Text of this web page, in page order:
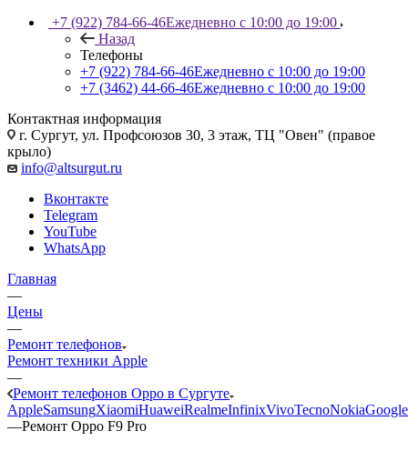
+7 (922) 784-66-46Ежедневно с 10:00 до 19:00
Назад
Телефоны
+7 (922) 784-66-46Ежедневно с 10:00 до 19:00
+7 (3462) 44-66-46Ежедневно с 10:00 до 19:00
Контактная информация
г. Сургут, ул. Профсоюзов 30, 3 этаж, ТЦ "Овен" (правое
крыло)
info@altsurgut.ru
Вконтакте
Telegram
YouTube
WhatsApp
Главная
—
Цены
—
Ремонт телефонов
Ремонт техники Apple
—
Ремонт телефонов Oppo в Сургуте
AppleSamsungXiaomiHuaweiRealmeInfinixVivoTecnoNokiaGoogle
—Ремонт Oppo F9 Pro